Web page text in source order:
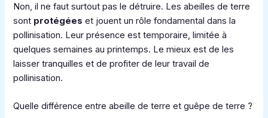
Non, il ne faut surtout pas le détruire. Les abeilles de terre
sont protégées et jouent un rôle fondamental dans la
pollinisation. Leur présence est temporaire, limitée à
quelques semaines au printemps. Le mieux est de les
laisser tranquilles et de profiter de leur travail de
pollinisation.
Quelle différence entre abeille de terre et guêpe de terre ?